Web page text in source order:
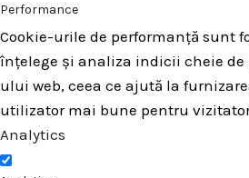
Performance
Cookie-urile de performanță sunt
înțelege și analiza indicii cheie de
ului web, ceea ce ajută la
utilizator mai bune pentru
Analytics